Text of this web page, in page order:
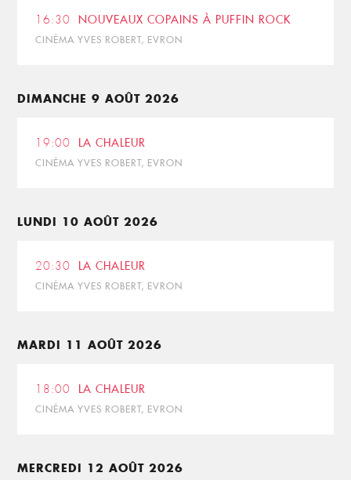
16:30 NOUVEAUX COPAINS À PUFFIN ROCK
CINÉMA YVES ROBERT, EVRON
DIMANCHE 9 AOÛT 2026
19:00 LA CHALEUR
CINÉMA YVES ROBERT, EVRON
LUNDI 10 AOÛT 2026
20:30 LA CHALEUR
CINÉMA YVES ROBERT, EVRON
MARDI 11 AOÛT 2026
18:00 LA CHALEUR
CINÉMA YVES ROBERT, EVRON
MERCREDI 12 AOÛT 2026